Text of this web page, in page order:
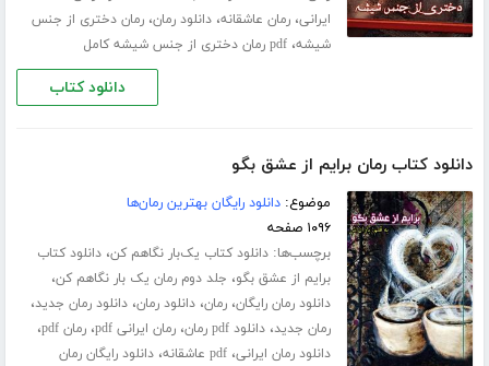
ایرانی،رمان عاشقانه،دانلود رمان،رمان دختری از جنس
شیشه،pdf رمان دختری از جنس شیشه کامل
دانلود کتاب
دانلود کتاب رمان برایم از عشق بگو
موضوع:دانلود رایگان بهترین رمان‌ها
۱۰۹۶ صفحه
برچسب‌ها:دانلود کتاب یک‌بار نگاهم کن،دانلود کتاب
برایم از عشق بگو، جلد دوم رمان یک بار نگاهم کن،
دانلود رمان رایگان،رمان،دانلود رمان،دانلود رمان جدید،
رمان جدید،دانلود pdf رمان ،رمان ایرانی pdf ،رمان pdf ،
دانلود رمان ایرانی،pdf عاشقانه ،دانلود رایگان رمان